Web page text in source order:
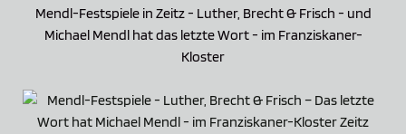
Mendl-Festspiele in Zeitz - Luther, Brecht & Frisch - und
Michael Mendl hat das letzte Wort - im Franziskaner-
Kloster